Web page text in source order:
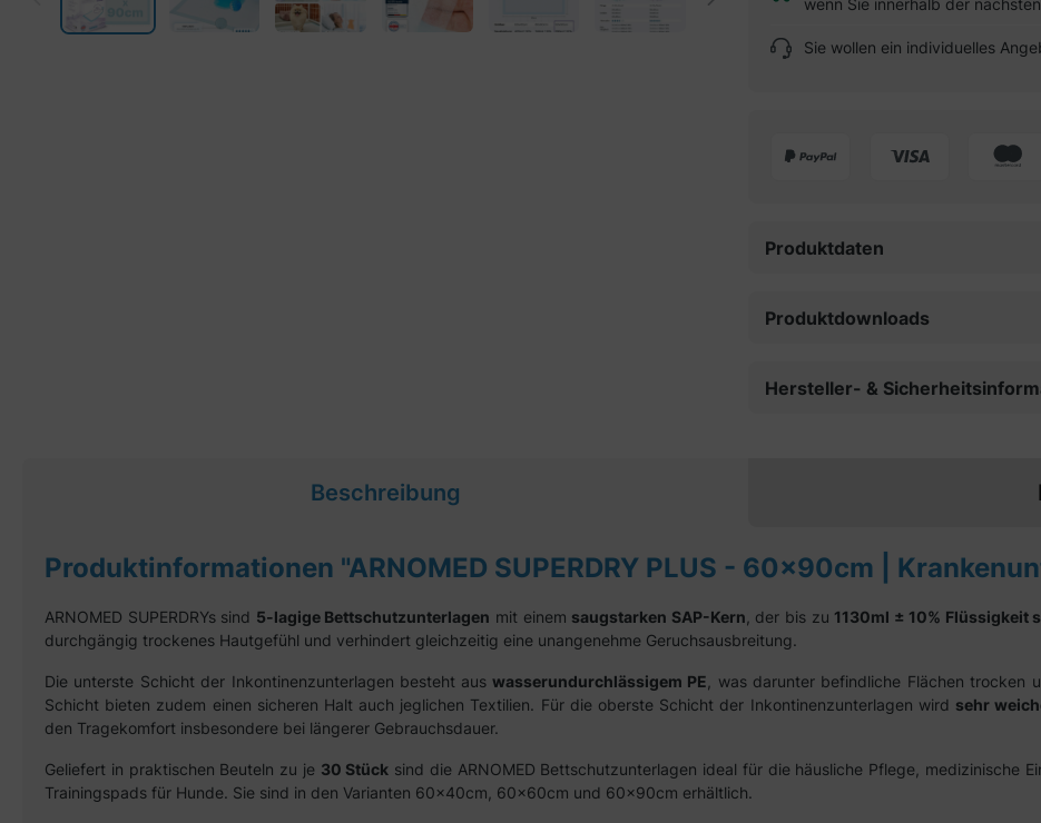
wenn Sie innerhalb der
Sie wollen ein individuelles
Produktdaten
Produktdownloads
Hersteller- &
Beschreibung
Produktinformationen "ARNOMED SUPERDRY PLUS - 60x90cm |
ARNOMED SUPERDRYs sind 5-lagige Bettschutzunterlagen mit einem saugstarken SAP-Kern , der bis zu 1130ml ± 10% Flüssigkeit
durchgängig trockenes Hautgefühl und verhindert gleichzeitig eine unangenehme Geruchsausbreitung.
Die unterste Schicht der Inkontinenzunterlagen besteht aus wasserundurchlässigem PE , was darunter befindliche Flächen trocken
Schicht bieten zudem einen sicheren Halt auch jeglichen Textilien. Für die oberste Schicht der Inkontinenzunterlagen wird sehr
den Tragekomfort insbesondere bei längerer Gebrauchsdauer.
Geliefert in praktischen Beuteln zu je 30 Stück sind die ARNOMED Bettschutzunterlagen ideal für die häusliche Pflege, medizinische
Trainingspads für Hunde. Sie sind in den Varianten 60x40cm, 60x60cm und 60x90cm erhältlich.